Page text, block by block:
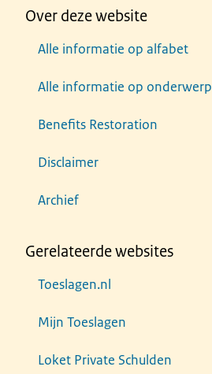
Over deze website
Alle informatie op alfabet
Alle informatie op onderwerp
Benefits Restoration
Disclaimer
Archief
Gerelateerde websites
Toeslagen.nl
Mijn Toeslagen
Loket Private Schulden